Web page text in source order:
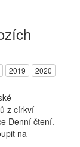
2019
2020
z církví
Denní čtení.
na